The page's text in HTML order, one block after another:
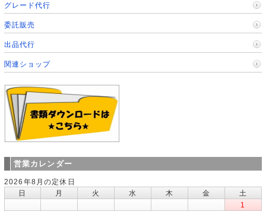
グレード代行
委託販売
出品代行
関連ショップ
営業カレンダー
2026年8月の定休日
日
月 火 水 木 金
土
1